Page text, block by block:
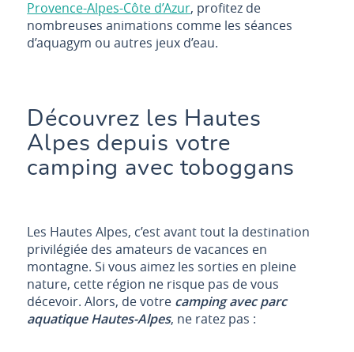
Provence-Alpes-Côte d’Azur, profitez de
nombreuses animations comme les séances
d’aquagym ou autres jeux d’eau.
Découvrez les Hautes
Alpes depuis votre
camping avec toboggans
Les Hautes Alpes, c’est avant tout la destination
privilégiée des amateurs de vacances en
montagne. Si vous aimez les sorties en pleine
nature, cette région ne risque pas de vous
décevoir. Alors, de votre camping avec parc
aquatique Hautes-Alpes, ne ratez pas :